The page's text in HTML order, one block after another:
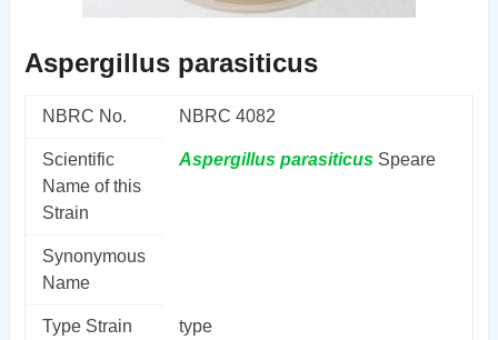
Aspergillus parasiticus
NBRC No. NBRC 4082
Scientific
Name of this
Strain
Aspergillus parasiticusSpeare
Synonymous
Name
Type Strain type